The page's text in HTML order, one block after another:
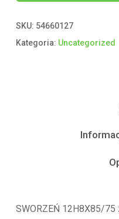
SKU: 54660127
Kategoria: Uncategorized
SWORZEŃ 12H8X85/